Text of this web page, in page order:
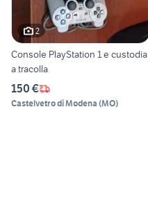
2
Console PlayStation 1 e custodia
a tracolla
150 €
Castelvetro di Modena (MO)